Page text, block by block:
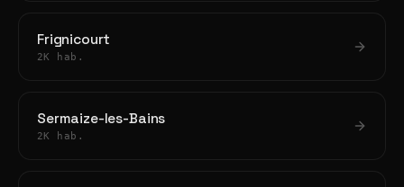
Frignicourt
2K hab.
Sermaize-les-Bains
2K hab.